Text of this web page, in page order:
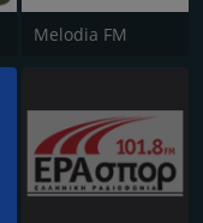
Melodia FM